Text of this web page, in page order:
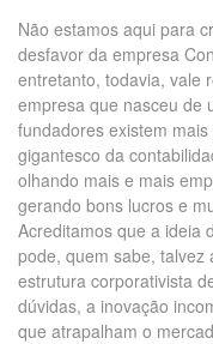
Não estamos aqui para
desfavor da empresa
entretanto, todavia, vale
empresa que nasceu de
fundadores existem
gigantesco da
olhando mais e mais
gerando bons lucros e
Acreditamos que a ideia
pode, quem sabe,
estrutura corporativista
dúvidas, a inovação
que atrapalham o